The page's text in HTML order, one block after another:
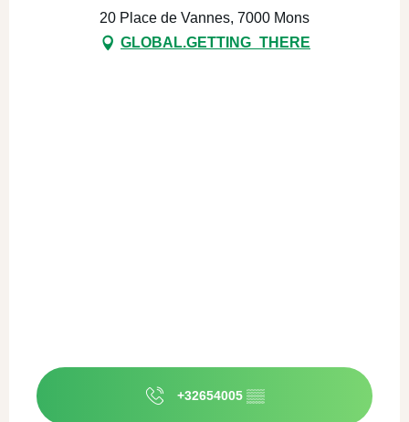
20 Place de Vannes, 7000 Mons
GLOBAL.GETTING_THERE
+32654005 ▒▒